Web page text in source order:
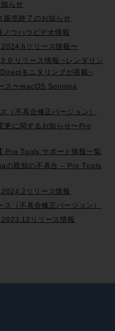
らせ
売終了のお知らせ
ウハウビデオ情報
リリース情報〜
リリース情報 ~レンダリン
モニタリングが搭載~
ス〜macOS Sonoma
（不具合修正バージョン）
更に関するお知らせ〜Pro
Pro Tools サポート情報一覧
の既知の不具合 – Pro Tools
リリース情報
（不具合修正バージョン）
リリース情報